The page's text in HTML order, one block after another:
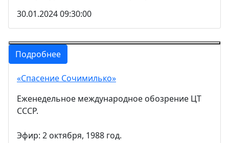
30.01.2024 09:30:00
Подробнее
«Спасение Сочимилько»
Еженедельное международное обозрение ЦТ
СССР.
Эфир: 2 октября, 1988 год.